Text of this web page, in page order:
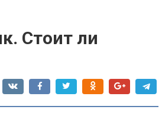
Стоит ли